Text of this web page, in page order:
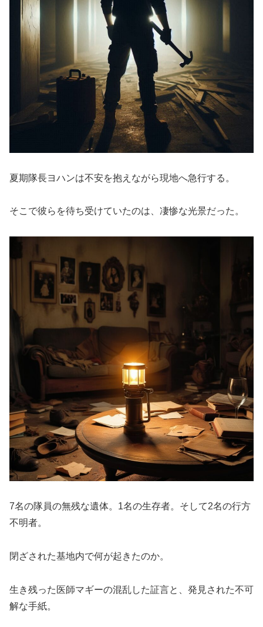
夏期隊長ヨハンは不安を抱えながら現地へ急行する。
そこで彼らを待ち受けていたのは、凄惨な光景だった。
7名の隊員の無残な遺体。1名の生存者。そして2名の行方
不明者。
閉ざされた基地内で何が起きたのか。
生き残った医師マギーの混乱した証言と、発見された不可
解な手紙。